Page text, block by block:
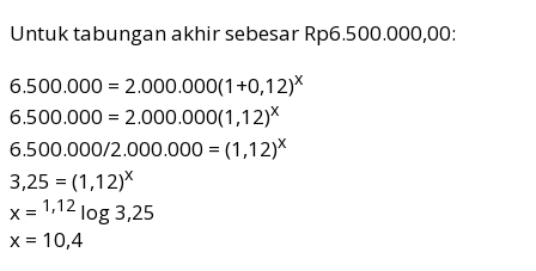
Untuk tabungan akhir sebesar Rp6.500.000,00:
6.500.000 = 2.000.000(1+0,12)x
6.500.000 = 2.000.000(1,12)x
6.500.000/2.000.000 = (1,12)x
3,25 = (1,12)x
x = 1,12 log 3,25
x = 10,4